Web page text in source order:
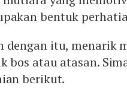
bentuk
dengan itu, menarik
bos atau atasan.
berikut.